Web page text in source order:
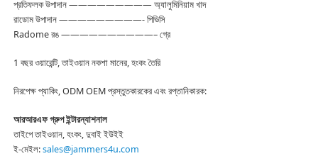
প্রতিফলক উপাদান ————————— অ্যালুমিনিয়াম খাদ
রাডোম উপাদান —————————- পিভিসি
Radome রঙ ——————————– গ্রে
1 বছর ওয়ারেন্টি, তাইওয়ান নকশা মানের, হংকং তৈরি
নিরপেক্ষ প্যাকিং, ODM OEM প্রস্তুতকারকের এবং রপ্তানিকারক:
আরআরএফ গ্রুপ ইন্টারন্যাশনাল
তাইপে তাইওয়ান, হংকং, দুবাই ইউইই
ই-মেইল:sales@jammers4u.com